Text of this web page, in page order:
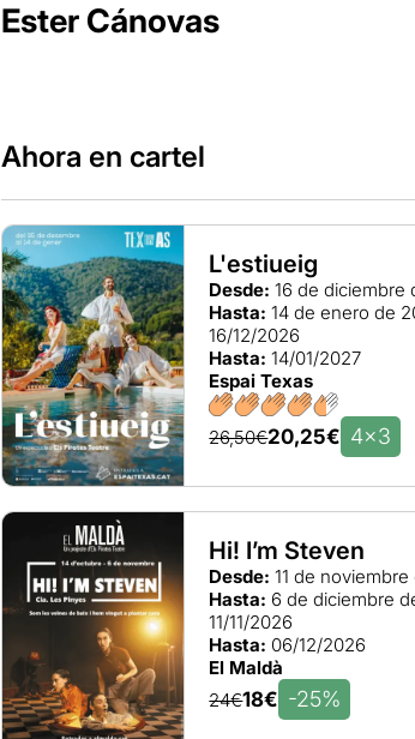
Ester Cánovas
Ahora en cartel
L'estiueig
Desde: 16 de diciembre
Hasta: 14 de enero de
16/12/2026
Hasta: 14/01/2027
Espai Texas
26,50€20,25€ 4x3
Hi! I’m Steven
Desde: 11 de
Hasta: 6 de diciembre
11/11/2026
Hasta: 06/12/2026
El Maldà
24€18€ -25%